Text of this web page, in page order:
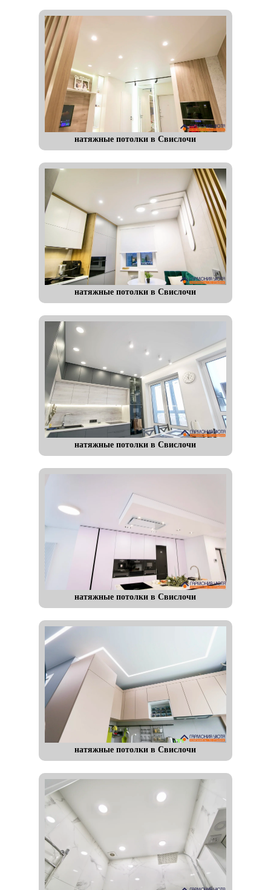
натяжные потолки в Свислочи
натяжные потолки в Свислочи
натяжные потолки в Свислочи
натяжные потолки в Свислочи
натяжные потолки в Свислочи